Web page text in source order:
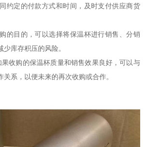
约定的付款方式和时间，及时支付供应商货
的目的，可以选择将保温杯进行销售、分销
库存积压的风险。
收购的保温杯质量和销售效果良好，可以与
系，以便未来的再次收购或合作。